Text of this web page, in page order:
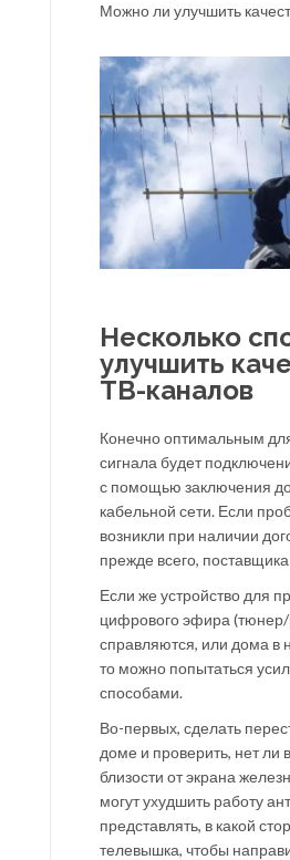
Можно ли улучшить
Несколько
улучшить
ТВ-каналов
Конечно оптимальным
сигнала будет
с помощью заключения
кабельной сети. Если
возникли при наличии
прежде всего, поставщика
Если же устройство для
цифрового эфира
справляются, или дома в
то можно попытаться
способами.
Во-первых, сделать
доме и проверить, нет ли
близости от экрана
могут ухудшить работу
представлять, в какой
телевышка, чтобы